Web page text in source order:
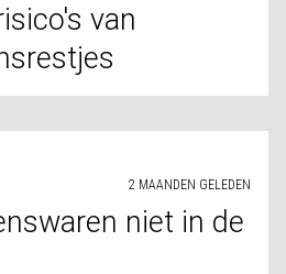
van
2 MAANDEN GELEDEN
niet in de